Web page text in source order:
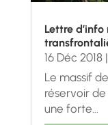
Lettre
16 Déc 2018|
Le massif
réservoir
une forte...